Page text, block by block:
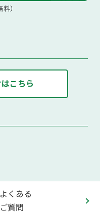
）
こちら
よくある
ご質問